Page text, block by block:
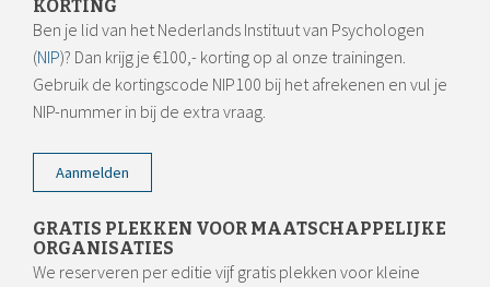
KORTING
Ben je lid van het Nederlands Instituut van Psychologen
(NIP)? Dan krijg je €100,- korting op al onze trainingen.
Gebruik de kortingscode NIP100 bij het afrekenen en vul je
NIP-nummer in bij de extra vraag.
Aanmelden
GRATIS PLEKKEN VOOR MAATSCHAPPELIJKE
ORGANISATIES
We reserveren per editie vijf gratis plekken voor kleine